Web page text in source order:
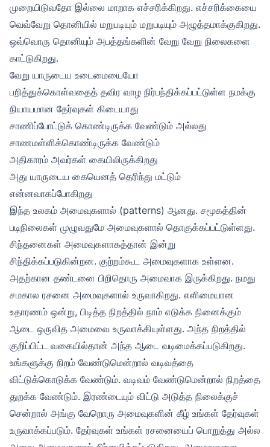
முறையிடுவதோ இல்லை மாறாக எச்சரிக்கிறது. எச்சரிக்கையை
வெவ்வேறு தொனியில் மறுபடியும் மறுபடியும் அழுத்தமாக்குகிறது.
ஒவ்வொரு தொனியும் அபத்தங்களின் வேறு வேறு நிலைகளை
காட்டுகிறது.
வேறு யாருடைய உடைமையையோ
பறித்துக்கொள்வதைத் தவிர வாழ நிர்பந்திக்கப்பட்டுள்ள நமக்கு
நியாயமான தேர்வுகள் கிடையாது
சாணிப்போட்டுக் கொண்டிருக்க வேண்டும் அல்லது
சாணமள்ளிக்கொண்டிருக்க வேண்டும்
அதிகாரம் அவர்கள் கையிலிருக்கிறது
அது யாருடைய கையெனத் தெரிந்து மட்டும்
என்னவாகப்போகிறது
இந்த உலகம் அமைவுகளால் (patterns) ஆனது. சமூகத்தின்
படிநிலைகள் முழுவதுமே அமைவுகளால் தொகுக்கப்பட்டுள்ளது.
சிந்தனைகள் அமைவுகளாகத்தான் இன்று
சிந்திக்கப்படுகின்றன. குற்றம்கூட அமைவுகளாக உள்ளன.
அதற்கான தண்டனை பிறிதொரு அமைவாக இருக்கிறது. நமது
சமகால ரசனை அமைவுகளால் உருவாகிறது. எளிமையான
உதாரணம் ஒன்று, பிடித்த நிறத்தில் நாம் எடுக்க நினைக்கும்
ஆடை ஒருவித அமைவை உருவாக்கியுள்ளது. அந்த நிறத்தில்
குறிப்பிட்ட வகையில்தான் அந்த ஆடை வடிமைக்கப்படுகிறது.
உங்களுக்கு நிறம் வேண்டுமென்றால் வடிவத்தை
விட்டுக்கொடுக்க வேண்டும். வடிவம் வேண்டுமென்றால் நிறத்தை
துறக்க வேண்டும். இரண்டையும் விட்டு அடுத்த நிலைக்குச்
சென்றால் அங்கு வேறொரு அமைவுகளின் கீழ் உங்கள் தேர்வுகள்
உருவாக்கப்படும். தேர்வுகள் உங்கள் ரசனையைப் பொறுத்து அல்ல